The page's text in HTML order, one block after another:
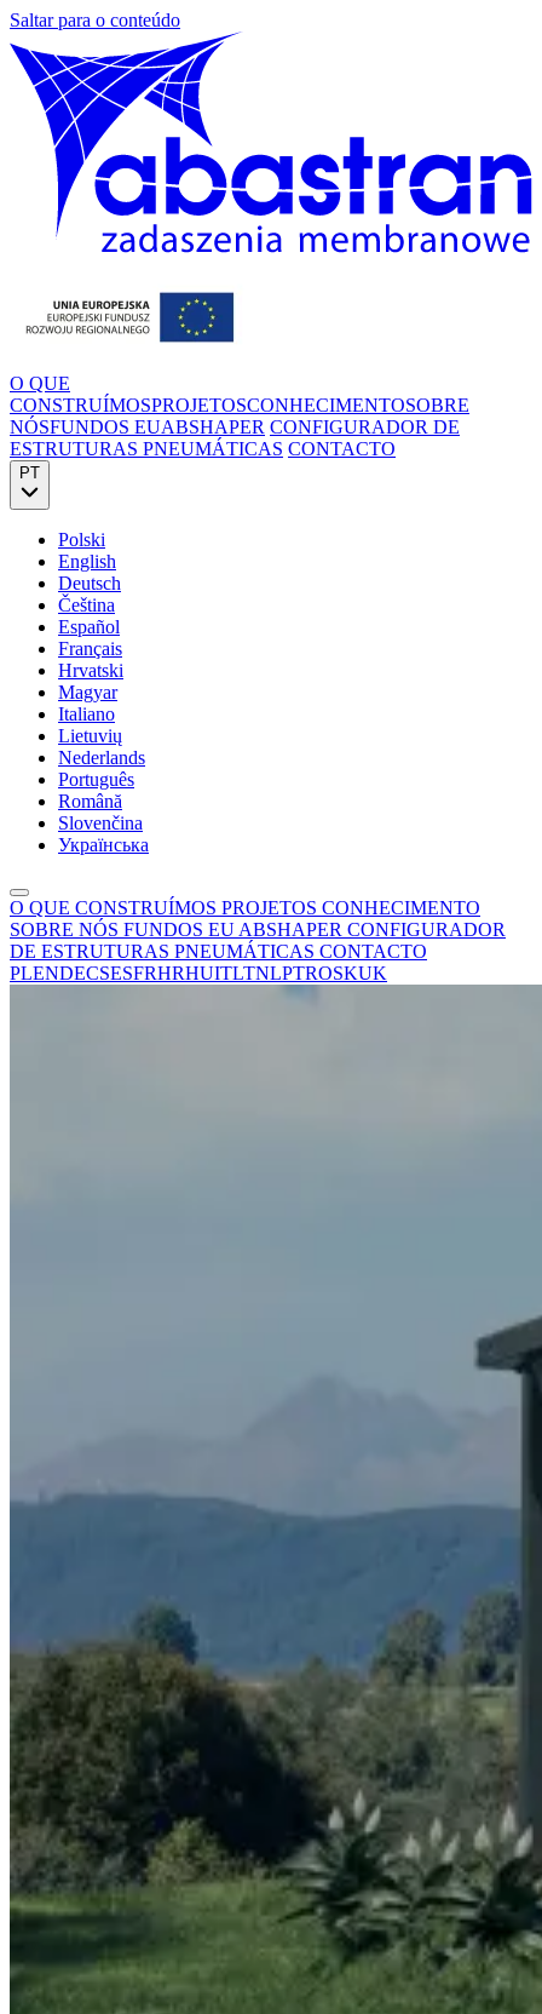
Saltar para o conteúdo
O QUE
CONSTRUÍMOSPROJETOSCONHECIMENTOSOBRE
NÓSFUNDOS EUABSHAPER CONFIGURADOR DE
ESTRUTURAS PNEUMÁTICAS CONTACTO
PT
Polski
English
Deutsch
Čeština
Español
Français
Hrvatski
Magyar
Italiano
Lietuvių
Nederlands
Português
Română
Slovenčina
Українська
O QUE CONSTRUÍMOS PROJETOS CONHECIMENTO
SOBRE NÓS FUNDOS EU ABSHAPER CONFIGURADOR
DE ESTRUTURAS PNEUMÁTICAS CONTACTO
PLENDECSESFRHRHUITLTNLPTROSKUK